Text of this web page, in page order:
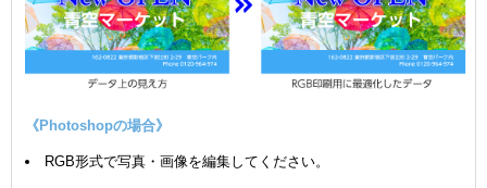
《Photoshopの場合》
RGB形式で写真・画像を編集してください。